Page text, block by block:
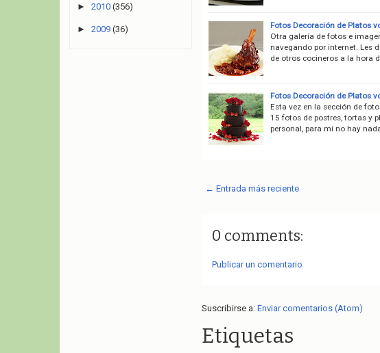
Fotos Decoración de Platos
Otra galería de fotos e
navegando por internet. Les
de otros cocineros a la hora
Fotos Decoración de Platos
Esta vez en la sección de
15 fotos de postres, tortas y
personal, para mí no hay
← Entrada más reciente
0 comments:
Publicar un comentario
Suscribirse a: Enviar comentarios (Atom)
Etiquetas
► 2010 (356)
► 2009 (36)